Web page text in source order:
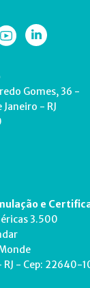
Gomes, 36 -
- RJ
e
3.500
RJ - Cep: 22640-